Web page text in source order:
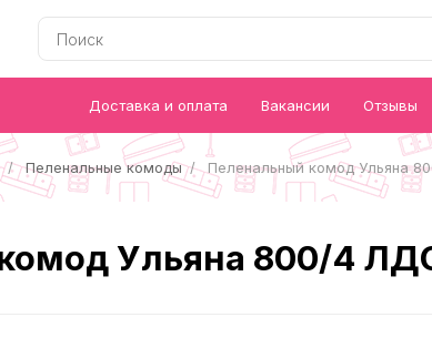
Доставка и оплата Вакансии Отзывы
Пеленальные комоды Пеленальный комод Ульяна
Ульяна 800/4